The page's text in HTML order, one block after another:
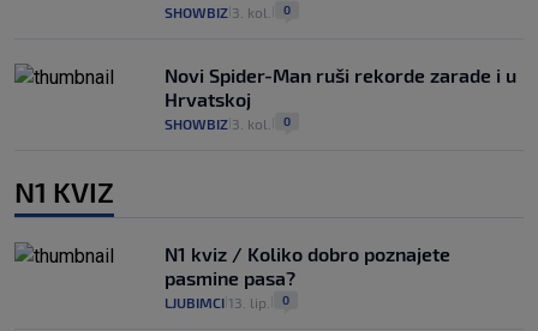
SHOWBIZ 3. kol. 0
Novi Spider-Man ruši rekorde zarade i u
Hrvatskoj
SHOWBIZ 3. kol. 0
N1 KVIZ
N1 kviz / Koliko dobro poznajete
pasmine pasa?
LJUBIMCI 13. lip. 0